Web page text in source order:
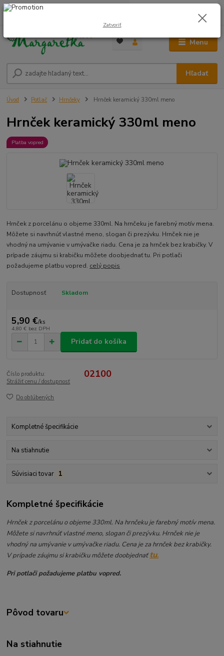
Menu
Hľadať
0948 236 042
0,00 €
Úvod Potlač Hrnčeky Hrnček keramický 330ml meno
Hrnček keramický 330ml meno
Platba vopred
Hrnček z porcelánu o objeme 330ml. Na hrnčeku je farebný motív mena.
Môžete si navrhnúť vlastné meno, slogan či prezývku. Hrnček nie je
vhodný na umývanie v umývačke riadu. Cena je za hrnček bez krabičky. V
prípade záujmu si krabičku môžete doobjednať tu. Pri potlači
požadujeme platbu vopred. celý popis
Dostupnosť Skladom
5,90 €/ks
4,80 € bez DPH
Pridať do košíka
Číslo produktu: 02100
Strážiť cenu / dostupnosť
Do obľúbených
Kompletné špecifikácie
Na stiahnutie
Súvisiaci tovar 1
Kompletné špecifikácie
Hrnček z porcelánu o objeme 330ml. Na hrnčeku je farebný motív mena.
Môžete si navrhnúť vlastné meno, slogan či prezývku. Hrnček nie je
vhodný na umývanie v umývačke riadu. Cena je za hrnček bez krabičky.
V prípade záujmu si krabičku môžete doobjednaťtu.
Pri potlači požadujeme platbu vopred.
Pôvod tovaru
Na stiahnutie
Zatvoriť